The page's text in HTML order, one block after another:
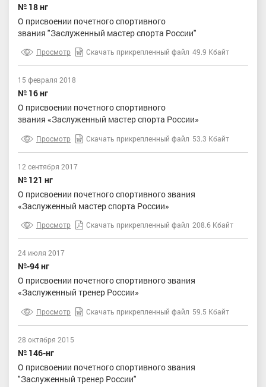
№ 18 нг
О присвоении почетного спортивного
звания "Заслуженный мастер спорта России"
Просмотр Скачать прикрепленный файл 49.9 Кбайт
15 февраля 2018
№ 16 нг
О присвоении почетного спортивного
звания «Заслуженный мастер спорта России»
Просмотр Скачать прикрепленный файл 53.3 Кбайт
12 сентября 2017
№ 121 нг
О присвоении почетного спортивного звания
«Заслуженный мастер спорта России»
Просмотр Скачать прикрепленный файл 208.6 Кбайт
24 июля 2017
№-94 нг
О присвоении почетного спортивного звания
«Заслуженный тренер России»
Просмотр Скачать прикрепленный файл 59.5 Кбайт
28 октября 2015
№ 146-нг
О присвоении почетного спортивного звания
"Заслуженный тренер России"